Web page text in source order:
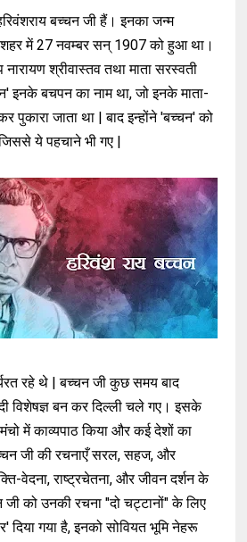
बच्चन जी हैं। इनका जन्म
शहर में 27 नवम्बर सन् 1907 को हुआ था।
नारायण श्रीवास्तव तथा माता सरस्वती
इनके बचपन का नाम था, जो इनके माता-
पुकारा जाता था | बाद इन्होंने 'बच्चन' को
ये पहचाने भी गए |
रहे थे | बच्चन जी कुछ समय बाद
विशेषज्ञ बन कर दिल्ली चले गए। इसके
मंचो में काव्यपाठ किया और कई देशों का
जी की रचनाएँ सरल, सहज, और
वेदना, राष्ट्रचेतना, और जीवन दर्शन के
को उनकी रचना "दो चट्टानों" के लिए
दिया गया है, इनको सोवियत भूमि नेहरू